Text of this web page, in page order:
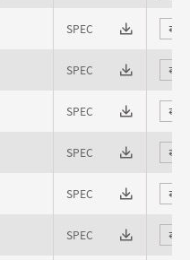
SPEC ⇄
SPEC ⇄
SPEC ⇄
SPEC ⇄
SPEC ⇄
SPEC ⇄